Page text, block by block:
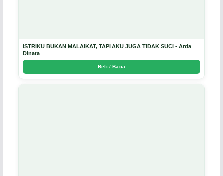
ISTRIKU BUKAN MALAIKAT, TAPI AKU JUGA TIDAK SUCI - Arda
Dinata
Beli / Baca